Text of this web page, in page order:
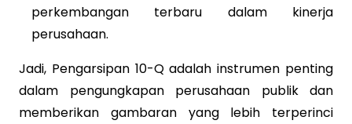
perkembangan terbaru dalam kinerja
perusahaan.
Jadi, Pengarsipan 10-Q adalah instrumen penting
dalam pengungkapan perusahaan publik dan
memberikan gambaran yang lebih terperinci